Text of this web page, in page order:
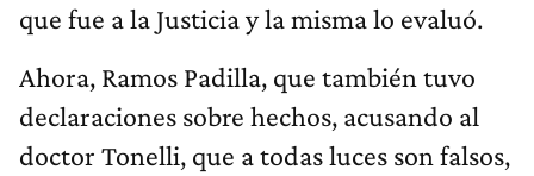
que fue a la Justicia y la misma lo evaluó.
Ahora, Ramos Padilla, que también tuvo
declaraciones sobre hechos, acusando al
doctor Tonelli, que a todas luces son falsos,